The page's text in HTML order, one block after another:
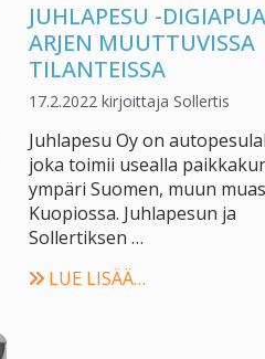
JUHLAPESU -DIGIAPUA
ARJEN MUUTTUVISSA
TILANTEISSA
17.2.2022 kirjoittaja Sollertis
Juhlapesu Oy on
joka toimii usealla
ympäri Suomen, muun
Kuopiossa. Juhlapesun ja
Sollertiksen …
LUE LISÄÄ…